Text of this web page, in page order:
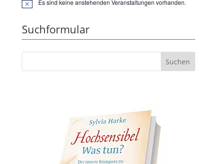
HinweisEs sind keine anstehenden Veranstaltungen vorhanden.
Suchformular